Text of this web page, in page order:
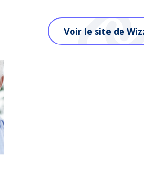
Voir le site de